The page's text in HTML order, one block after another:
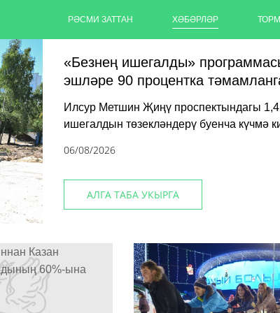
РӘСМИ ЗАТТАН ХӘБӘРЛӘР
«Безнең ишегалды»
эшләре 90 процентка
Илсур Метшин Җиңү проспектындагы
ишегалдын төзекләндерү буенча күчмә
06/08/2026
АЛГА ТАБА УКЫРГА